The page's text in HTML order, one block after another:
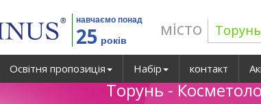
навчаємо понад
25 років
місто
Освітня пропозиція Набір контакт
Торунь -